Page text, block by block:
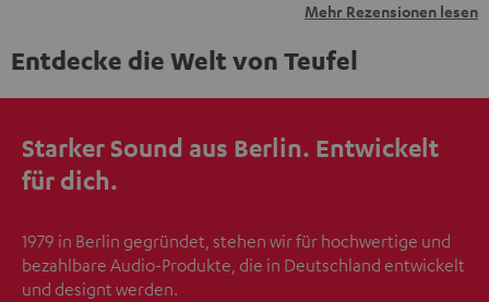
Mehr Rezensionen lesen
Entdecke die Welt von Teufel
Starker Sound aus Berlin. Entwickelt
für dich.
1979 in Berlin gegründet, stehen wir für hochwertige und
bezahlbare Audio-Produkte, die in Deutschland entwickelt
und designt werden.